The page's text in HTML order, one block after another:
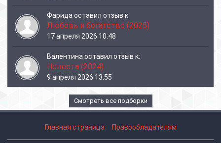
Фаридаоставил отзыв к:
Любовь и богатство (2025)
17 апреля 2026 10:48
Валентинаоставил отзыв к:
Невеста (2024)
9 апреля 2026 13:55
Смотреть все подборки
Главная страница Правообладателям